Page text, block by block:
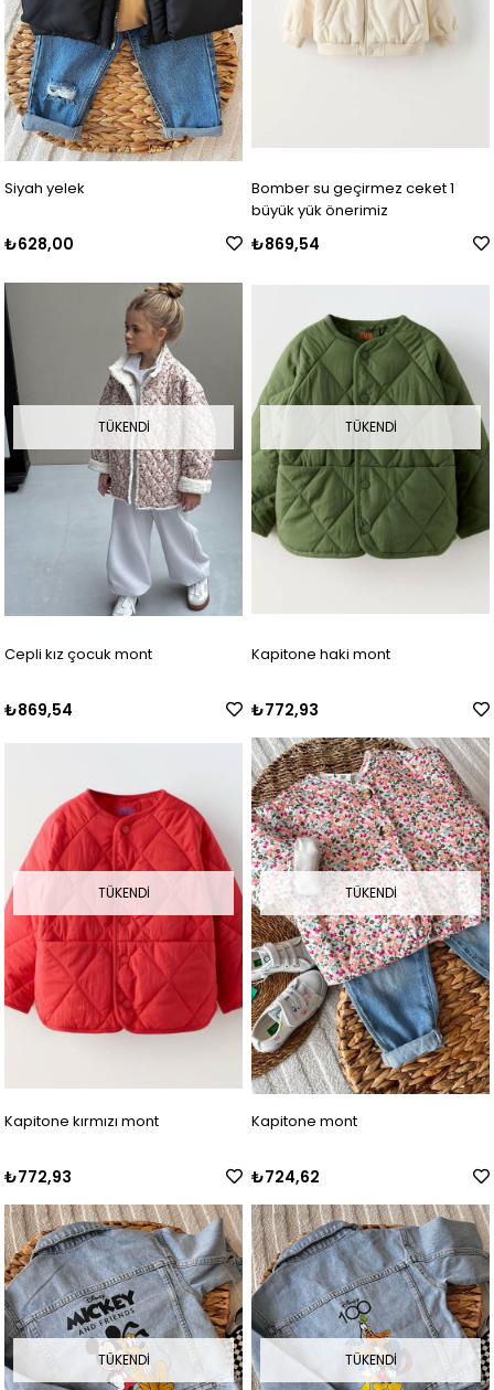
Siyah yelek
₺628,00
Bomber su geçirmez ceket 1
büyük yük önerimiz
₺869,54
TÜKENDI
Cepli kız çocuk mont
₺869,54
TÜKENDI
Kapitone haki mont
₺772,93
TÜKENDI
Kapitone kırmızı mont
₺772,93
TÜKENDI
Kapitone mont
₺724,62
TÜKENDI TÜKENDI